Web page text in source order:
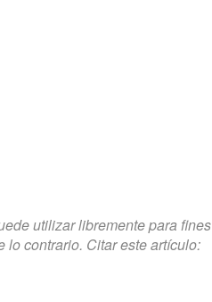
utilizar libremente para fines
contrario. Citar este artículo: